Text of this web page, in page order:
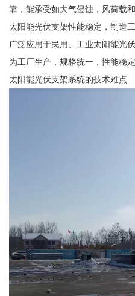
靠，能承受如大气侵蚀，风荷载
太阳能光伏支架性能稳定，制造
广泛应用于民用、工业太阳能光
为工厂生产，规格统一，性能稳
太阳能光伏支架系统的技术难点